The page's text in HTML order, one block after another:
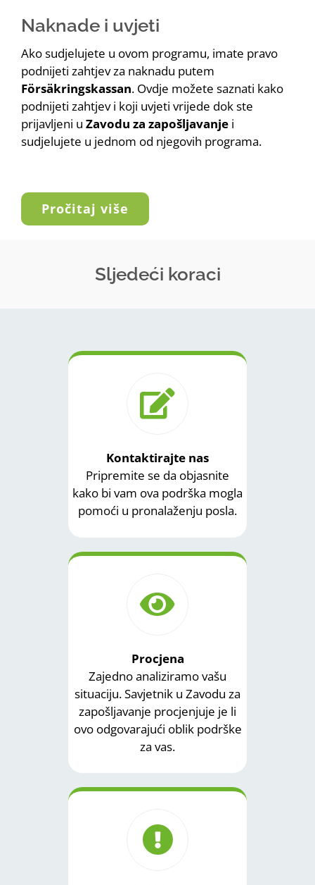
Naknade i uvjeti
Ako sudjelujete u ovom programu, imate pravo
podnijeti zahtjev za naknadu putem
Försäkringskassan. Ovdje možete saznati kako
podnijeti zahtjev i koji uvjeti vrijede dok ste
prijavljeni u Zavodu za zapošljavanjei
sudjelujete u jednom od njegovih programa.
Pročitaj više
Sljedeći koraci
Kontaktirajte nas
Pripremite se da objasnite
kako bi vam ova podrška mogla
pomoći u pronalaženju posla.
Procjena
Zajedno analiziramo vašu
situaciju. Savjetnik u Zavodu za
zapošljavanje procjenjuje je li
ovo odgovarajući oblik podrške
za vas.